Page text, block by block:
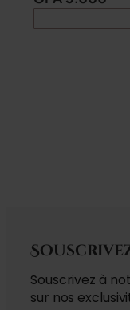
Souscrivez à
sur nos